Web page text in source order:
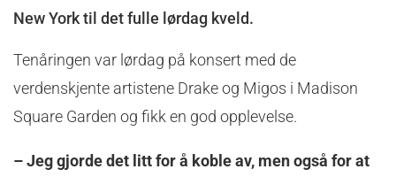
New York til det fulle lørdag kveld.
Tenåringen var lørdag på konsert med de
verdenskjente artistene Drake og Migos i Madison
Square Garden og fikk en god opplevelse.
– Jeg gjorde det litt for å koble av, men også for at